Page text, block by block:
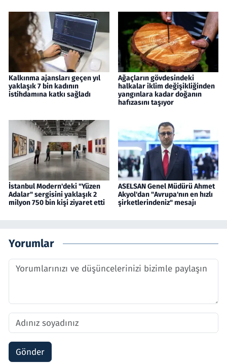
Kalkınma ajansları geçen yıl
yaklaşık 7 bin kadının
istihdamına katkı sağladı
Ağaçların gövdesindeki
halkalar iklim değişikliğinden
yangınlara kadar doğanın
hafızasını taşıyor
İstanbul Modern'deki "Yüzen
Adalar" sergisini yaklaşık 2
milyon 750 bin kişi ziyaret etti
ASELSAN Genel Müdürü Ahmet
Akyol'dan "Avrupa'nın en hızlı
şirketlerindeniz" mesajı
Yorumlar
Gönder